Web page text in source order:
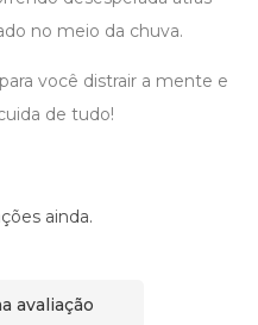
no meio da chuva.
você distrair a mente e
de tudo!
ainda.
avaliação